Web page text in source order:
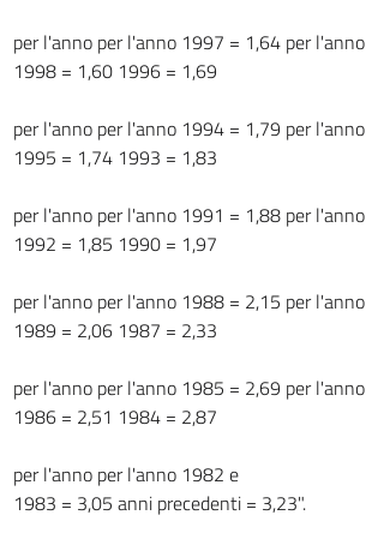
per l'anno per l'anno 1997 = 1,64 per l'anno
1998 = 1,60 1996 = 1,69
per l'anno per l'anno 1994 = 1,79 per l'anno
1995 = 1,74 1993 = 1,83
per l'anno per l'anno 1991 = 1,88 per l'anno
1992 = 1,85 1990 = 1,97
per l'anno per l'anno 1988 = 2,15 per l'anno
1989 = 2,06 1987 = 2,33
per l'anno per l'anno 1985 = 2,69 per l'anno
1986 = 2,51 1984 = 2,87
per l'anno per l'anno 1982 e
1983 = 3,05 anni precedenti = 3,23".